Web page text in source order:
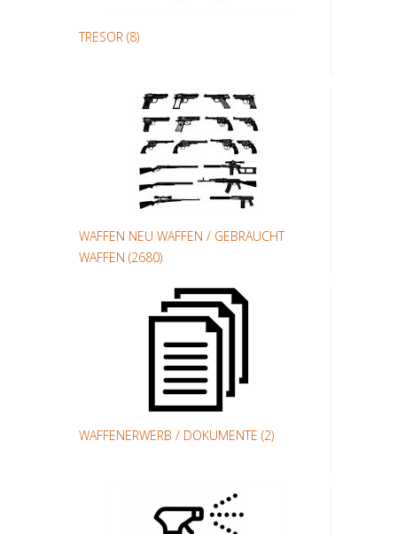
TRESOR (8)
WAFFEN NEU WAFFEN / GEBRAUCHT
WAFFEN (2680)
WAFFENERWERB / DOKUMENTE (2)